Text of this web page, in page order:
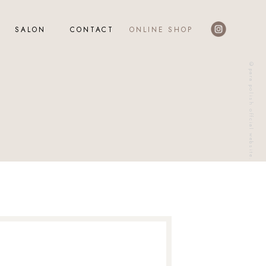
SALON CONTACT ONLINE SHOP
©para polish offcial website.